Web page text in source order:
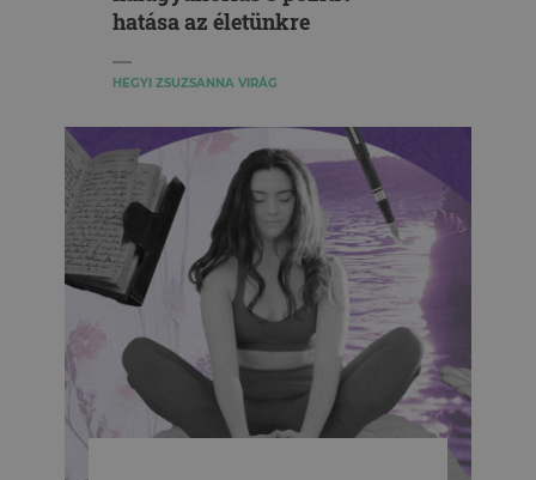
hatása az életünkre
HEGYI ZSUZSANNA VIRÁG